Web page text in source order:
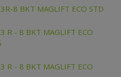
8 BKT MAGLIFT ECO STD
R - 8 BKT MAGLIFT ECO
R - 8 BKT MAGLIFT ECO